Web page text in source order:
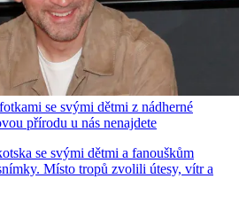
se svými dětmi z nádherné
přírodu u nás nenajdete
se svými dětmi a fanouškům
Místo tropů zvolili útesy, vítr a